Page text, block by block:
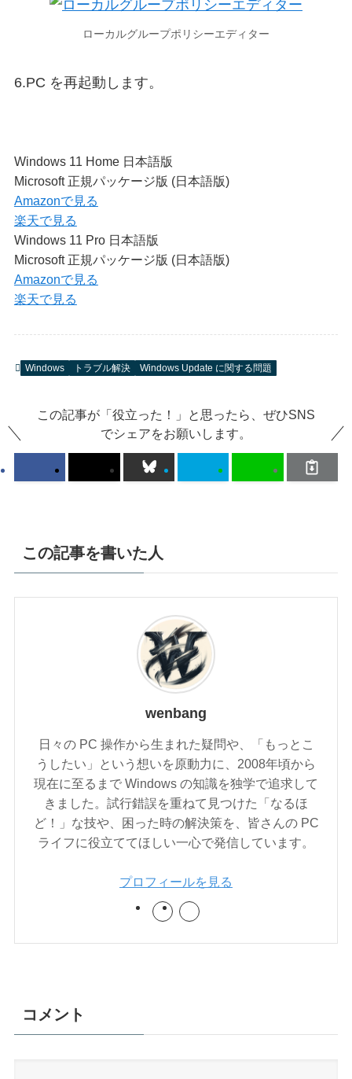
ローカルグループポリシーエディター
6.PC を再起動します。
Windows 11 Home 日本語版
Microsoft 正規パッケージ版 (日本語版)
Amazonで見る
楽天で見る
Windows 11 Pro 日本語版
Microsoft 正規パッケージ版 (日本語版)
Amazonで見る
楽天で見る
Windows トラブル解決 Windows Update に関する問題
この記事が「役立った！」と思ったら、ぜひSNS
でシェアをお願いします。
この記事を書いた人
wenbang
日々の PC 操作から生まれた疑問や、「もっとこ
うしたい」という想いを原動力に、2008年頃から
現在に至るまで Windows の知識を独学で追求して
きました。試行錯誤を重ねて見つけた「なるほ
ど！」な技や、困った時の解決策を、皆さんの PC
ライフに役立ててほしい一心で発信しています。
プロフィールを見る
コメント